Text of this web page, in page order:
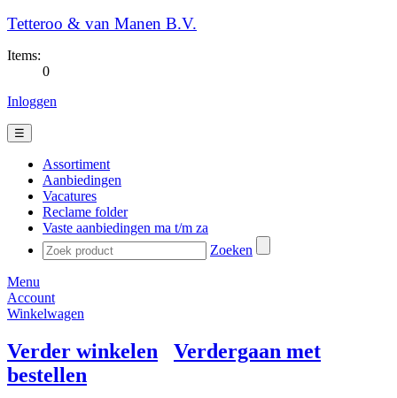
Tetteroo & van Manen B.V.
Items:
0
Inloggen
☰
Assortiment
Aanbiedingen
Vacatures
Reclame folder
Vaste aanbiedingen ma t/m za
Zoeken
Menu
Account
Winkelwagen
Verder winkelen
Verdergaan met
bestellen